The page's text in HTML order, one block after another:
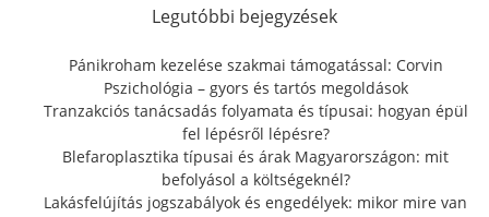
f
r
:
Legutóbbi bejegyzések
Pánikroham kezelése szakmai támogatással: Corvin
Pszichológia – gyors és tartós megoldások
Tranzakciós tanácsadás folyamata és típusai: hogyan épül
fel lépésről lépésre?
Blefaroplasztika típusai és árak Magyarországon: mit
befolyásol a költségeknél?
Lakásfelújítás jogszabályok és engedélyek: mikor mire van